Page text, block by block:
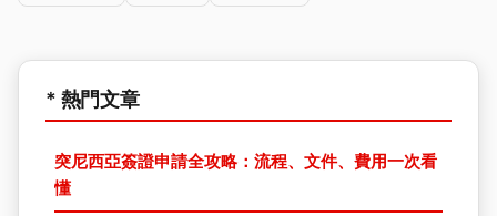
* 熱門文章
突尼西亞簽證申請全攻略：流程、文件、費用一次看
懂